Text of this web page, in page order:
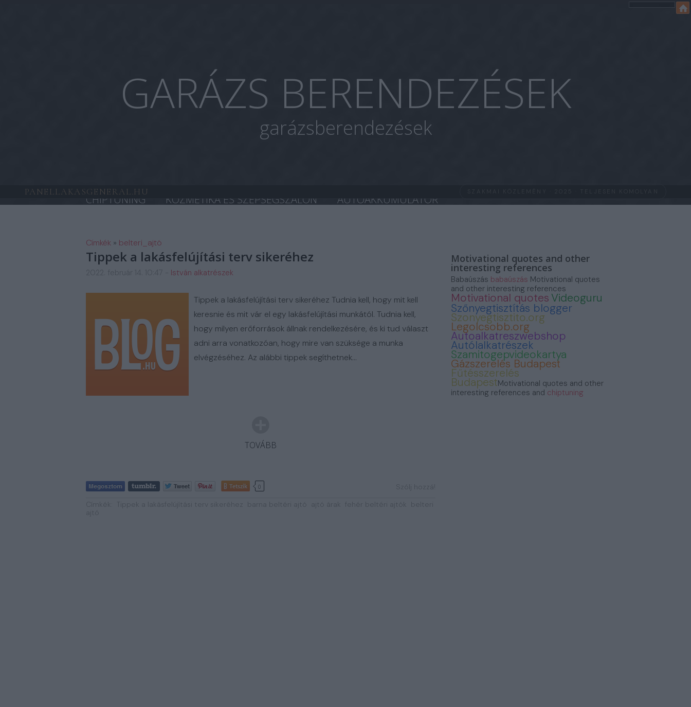
GARÁZS BERENDEZÉSEK
garázsberendezések
CHIPTUNING KOZMETIKA ÉS SZÉPSÉGSZALON
AUTOAKKUMULÁTOR
FM AUTOSZERIZ GALERIA
Címkék » belteri_ajtó
Tippek a lakásfelújítási terv sikeréhez
István alkatrészek
Tippek a lakásfelújítási terv sikeréhez Tudnia kell, hogy mit kell
keresnie és mit vár el egy lakásfelújítási munkától. Tudnia kell,
hogy milyen erőforrások állnak rendelkezésére, és ki tud választ
adni arra vonatkozóan, hogy mire van szüksége a munka
elvégzéséhez. Az alábbi tippek segíthetnek…
TOVÁBB
Tetszik 0
Motivational quotes and other
interesting references
Babaúszás babaúszás Motivational quotes
and other interesting references
Motivational quotes Videoguru
Szőnyegtisztítás blogger
Szonyegtisztito.org
Legolcsobb.org
Autoalkatreszwebshop
Autólalkatrészek
Szamitogepvideokartya
Gázszerelés Budapest
Fűtésszerelés
BudapestMotivational quotes and other
interesting references and chiptuning
PANELLAKASGENERAL.HU SZAKMAI KÖZLEMÉNY · 2025 · TELJESEN KOMOLYAN